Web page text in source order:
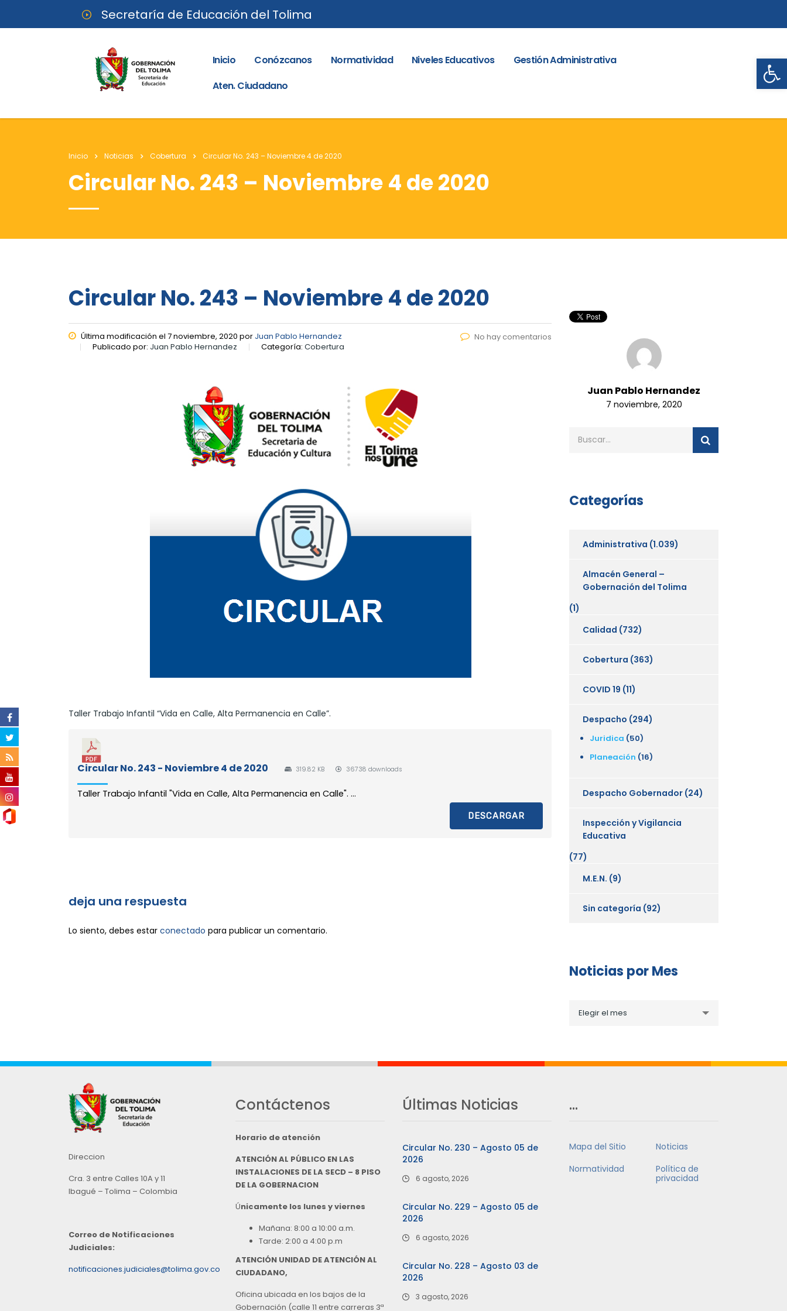
Secretaría de Educación del Tolima
Inicio Conózcanos Normatividad Niveles Educativos
Gestión Administrativa
Aten. Ciudadano
Inicio Noticias Cobertura Circular No. 243 – Noviembre 4 de 2020
Circular No. 243 – Noviembre 4 de 2020
Circular No. 243 – Noviembre 4 de 2020
Última modificación el 7 noviembre, 2020 por Juan Pablo Hernandez
Publicado por: Juan Pablo Hernandez Categoría: Cobertura
No hay comentarios
Taller Trabajo Infantil “Vida en Calle, Alta Permanencia en Calle”.
Circular No. 243 - Noviembre 4 de 2020 319.82 KB 36738 downloads
Taller Trabajo Infantil "Vida en Calle, Alta Permanencia en Calle". ...
DESCARGAR
deja una respuesta
Lo siento, debes estar conectado para publicar un comentario.
Juan Pablo Hernandez
7 noviembre, 2020
Categorías
Administrativa (1.039)
Almacén General –
Gobernación del Tolima
(1)
Calidad (732)
Cobertura (363)
COVID 19 (11)
Despacho (294)
Juridica (50)
Planeación (16)
Despacho Gobernador (24)
Inspección y Vigilancia
Educativa
(77)
M.E.N. (9)
Sin categoría (92)
Noticias por Mes
porElegir el mes
Direccion
Cra. 3 entre Calles 10A y 11
Ibagué – Tolima – Colombia
Correo de Notificaciones
Judiciales:
notificaciones.judiciales@tolima.gov.co
Contáctenos
Horario de atención
ATENCIÓN AL PÚBLICO EN LAS
INSTALACIONES DE LA SECD – 8 PISO
DE LA GOBERNACION
Únicamente los lunes y viernes
Mañana: 8:00 a 10:00 a.m.
Tarde: 2:00 a 4:00 p.m
ATENCIÓN UNIDAD DE ATENCIÓN AL
CIUDADANO,
Oficina ubicada en los bajos de la
Gobernación (calle 11 entre carreras 3ª
Últimas Noticias
Circular No. 230 – Agosto 05 de
2026
6 agosto, 2026
Circular No. 229 – Agosto 05 de
2026
6 agosto, 2026
Circular No. 228 – Agosto 03 de
2026
3 agosto, 2026
…
Mapa del Sitio
Noticias
Normatividad
Política de
privacidad